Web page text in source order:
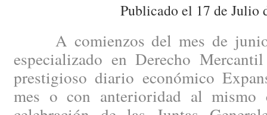
Publicado el 17 de Julio
A comienzos del mes de junio,
especializado en Derecho
prestigioso diario económico
mes o con anterioridad al mismo